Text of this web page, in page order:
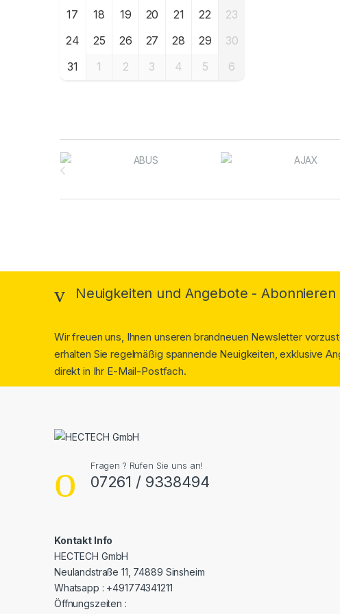
17
18 19 20 21 22
23
24
25 26 27 28 29
30
31
1 2 3 4 5 6
Brands Carousel
Neuigkeiten und Angebote -
Wir freuen uns, Ihnen unseren brandneuen Newsletter
erhalten Sie regelmäßig spannende Neuigkeiten, exklusive
direkt in Ihr E-Mail-Postfach.
Fragen ? Rufen Sie uns an!
07261 / 9338494
Kontakt Info
HECTECH GmbH
Neulandstraße 11, 74889 Sinsheim
Whatsapp : +491774341211
Öffnungszeiten :